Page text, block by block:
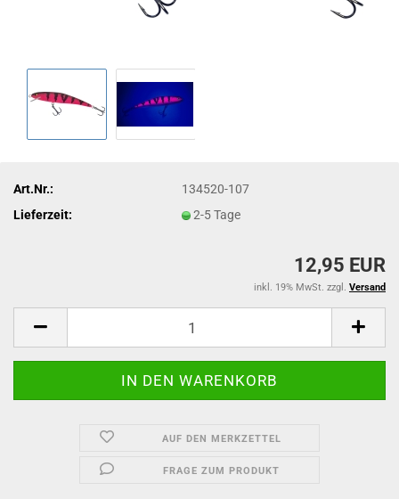
Art.Nr.:
134520-107
Lieferzeit:
2-5 Tage
12,95 EUR
inkl. 19% MwSt. zzgl. Versand
AUF DEN MERKZETTEL
FRAGE ZUM PRODUKT